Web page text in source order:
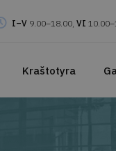
I–V 9.00–18.00, VI
Kraštotyra